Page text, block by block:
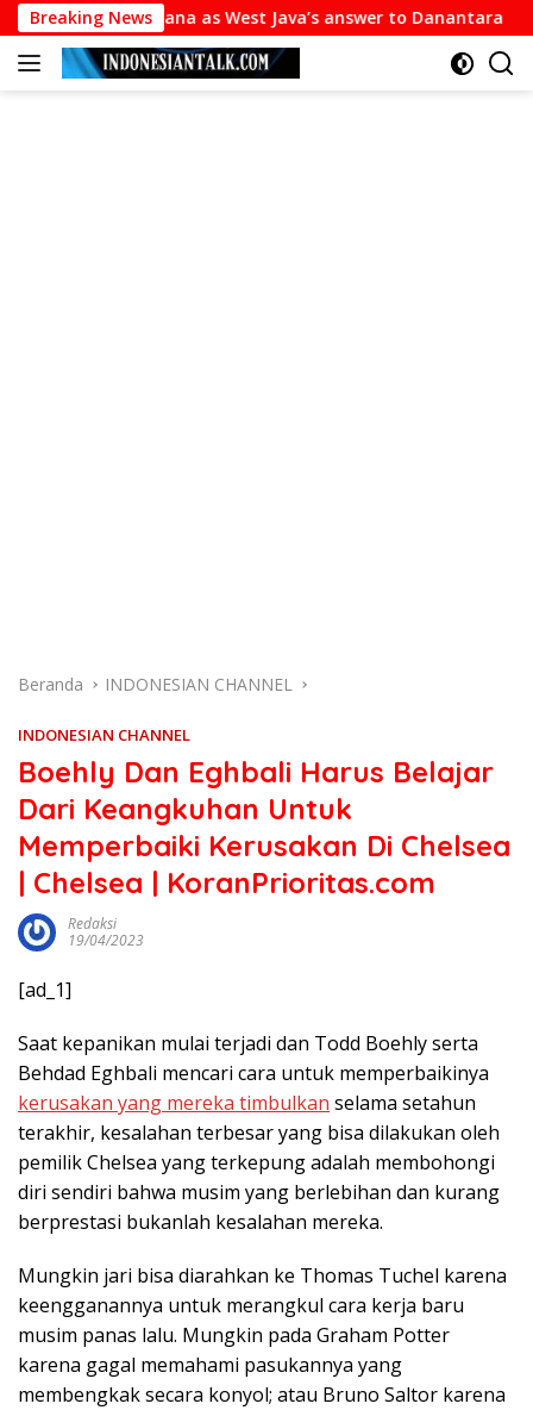
Langsung
ke
konten
Breaking Newsas West Java’s answer to Danantara The
Beranda INDONESIAN CHANNEL
INDONESIAN CHANNEL
Boehly Dan Eghbali Harus Belajar
Dari Keangkuhan Untuk
Memperbaiki Kerusakan Di Chelsea
| Chelsea | KoranPrioritas.com
Redaksi
19/04/2023
[ad_1]
Saat kepanikan mulai terjadi dan Todd Boehly serta
Behdad Eghbali mencari cara untuk memperbaikinya
kerusakan yang mereka timbulkan selama setahun
terakhir, kesalahan terbesar yang bisa dilakukan oleh
pemilik Chelsea yang terkepung adalah membohongi
diri sendiri bahwa musim yang berlebihan dan kurang
berprestasi bukanlah kesalahan mereka.
Mungkin jari bisa diarahkan ke Thomas Tuchel karena
keengganannya untuk merangkul cara kerja baru
musim panas lalu. Mungkin pada Graham Potter
karena gagal memahami pasukannya yang
membengkak secara konyol; atau Bruno Saltor karena